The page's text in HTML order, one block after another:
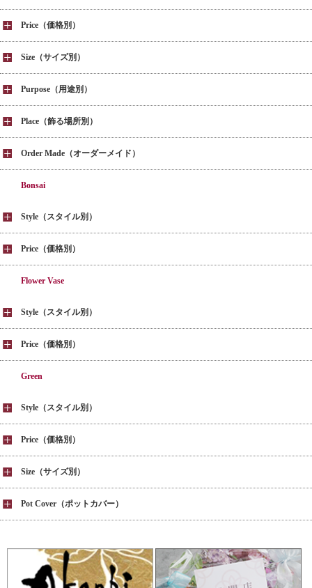
Price（価格別）
Size（サイズ別）
Purpose（用途別）
Place（飾る場所別）
Order Made（オーダーメイド）
Bonsai
Style（スタイル別）
Price（価格別）
Flower Vase
Style（スタイル別）
Price（価格別）
Green
Style（スタイル別）
Price（価格別）
Size（サイズ別）
Pot Cover（ポットカバー）